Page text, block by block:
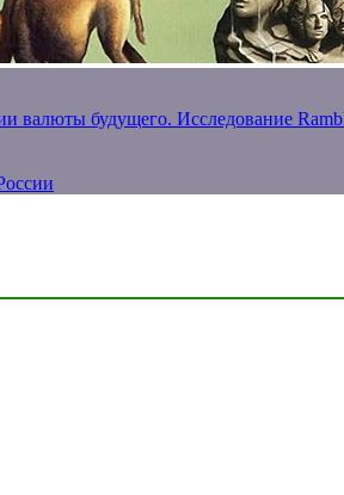
валюты будущего. Исследование